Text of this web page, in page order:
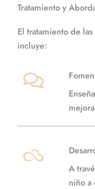
Tratamiento y
El tratamiento de
incluye:
A
niño a